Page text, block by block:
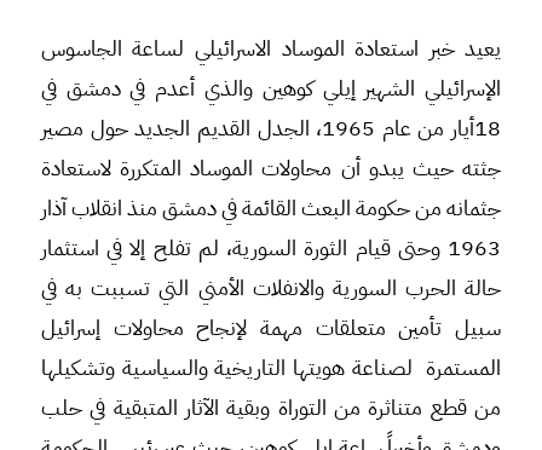
يعيد خبر استعادة الموساد الاسرائيلي لساعة الجاسوس
الإسرائيلي الشهير إيلي كوهين والذي أعدم في دمشق في
18أيار من عام 1965، الجدل القديم الجديد حول مصير
جثته حيث يبدو أن محاولات الموساد المتكررة لاستعادة
جثمانه من حكومة البعث القائمة في دمشق منذ انقلاب آذار
1963 وحتى قيام الثورة السورية، لم تفلح إلا في استثمار
حالة الحرب السورية والانفلات الأمني التي تسببت به في
سبيل تأمين متعلقات مهمة لإنجاح محاولات إسرائيل
المستمرة لصناعة هويتها التاريخية والسياسية وتشكيلها
من قطع متناثرة من التوراة وبقية الآثار المتبقية في حلب